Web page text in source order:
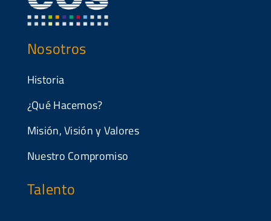
Nosotros
Historia
¿Qué Hacemos?
Misión, Visión y Valores
Nuestro Compromiso
Talento